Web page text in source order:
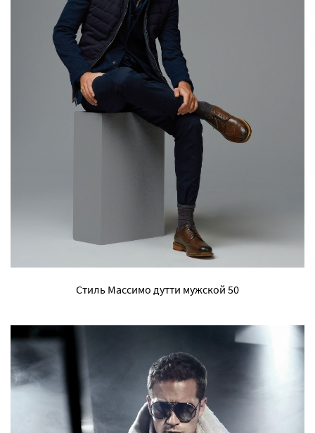
Стиль Массимо дутти мужской 50